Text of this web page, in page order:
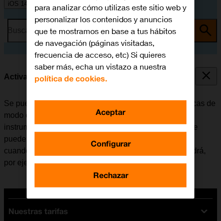
iOS 14.1
Busca por problema o tema
Activar o desactivar el modo de avión
Se pueden interrumpir todas las conexiones inalámbricas de
modo que el móvil no interfiere, por ejemplo, con los
instrumentos de un avión o el equipo de un hospital. Se
pueden seguir utilizando algunas funciones del móvil
cuando el modo de avión está activado, pero no se podrá,
por ejemplo, enviar mensajes ni realizar llamadas.
Nuestras tarifas
para analizar cómo utilizas este sitio web y
personalizar los contenidos y anuncios
que te mostramos en base a tus hábitos
de navegación (páginas visitadas,
frecuencia de acceso, etc) Si quieres
saber más, echa un vistazo a nuestra
política de cookies.
Configurar
Rechazar
Aceptar